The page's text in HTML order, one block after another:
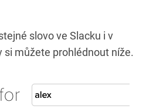
slovo ve Slacku i v
si můžete prohlédnout níže.